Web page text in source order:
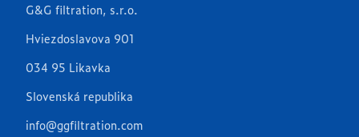
G&G filtration, s.r.o.
Hviezdoslavova 901
034 95 Likavka
Slovenská republika
info@ggfiltration.com